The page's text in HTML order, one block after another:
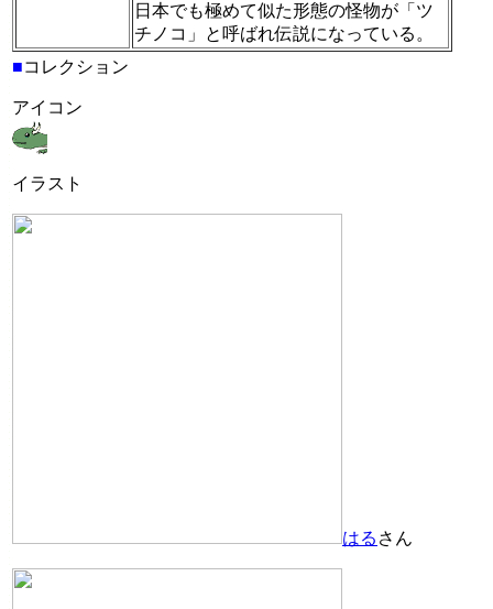
日本でも極めて似た形態の怪物が「ツ
チノコ」と呼ばれ伝説になっている。
■コレクション
アイコン
イラスト
はる さん